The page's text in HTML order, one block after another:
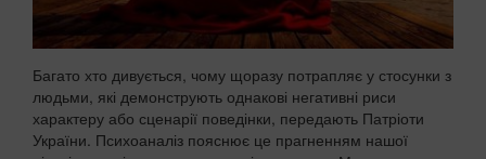
Багато хто дивується, чому щоразу потрапляє у стосунки з
людьми, які демонструють однакові негативні риси
характеру або сценарії поведінки, передають Патріоти
України. Психоаналіз пояснює це прагненням нашої